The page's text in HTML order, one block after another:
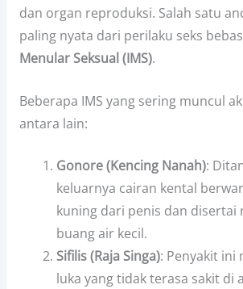
dan organ reproduksi. Salah satu
paling nyata dari perilaku seks
Menular Seksual (IMS).
Beberapa IMS yang sering muncul
antara lain:
Gonore (Kencing Nanah):
keluarnya cairan kental
kuning dari penis dan disertai
buang air kecil.
Sifilis (Raja Singa): Penyakit ini
luka yang tidak terasa sakit di